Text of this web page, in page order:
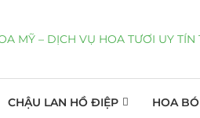
CHẬU LAN HỒ ĐIỆP HOA BÓ